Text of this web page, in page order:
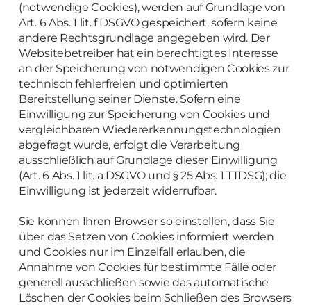
(notwendige Cookies), werden auf Grundlage von
Art. 6 Abs. 1 lit. f DSGVO gespeichert, sofern keine
andere Rechtsgrundlage angegeben wird. Der
Websitebetreiber hat ein berechtigtes Interesse
an der Speicherung von notwendigen Cookies zur
technisch fehlerfreien und optimierten
Bereitstellung seiner Dienste. Sofern eine
Einwilligung zur Speicherung von Cookies und
vergleichbaren Wiedererkennungstechnologien
abgefragt wurde, erfolgt die Verarbeitung
ausschließlich auf Grundlage dieser Einwilligung
(Art. 6 Abs. 1 lit. a DSGVO und § 25 Abs. 1 TTDSG); die
Einwilligung ist jederzeit widerrufbar.
Sie können Ihren Browser so einstellen, dass Sie
über das Setzen von Cookies informiert werden
und Cookies nur im Einzelfall erlauben, die
Annahme von Cookies für bestimmte Fälle oder
generell ausschließen sowie das automatische
Löschen der Cookies beim Schließen des Browsers